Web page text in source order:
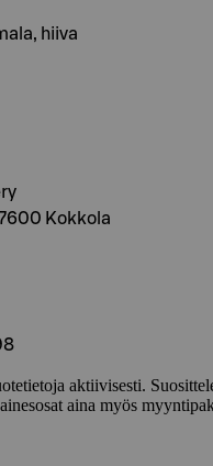
hiiva
Kokkola
aktiivisesti.
aina myös